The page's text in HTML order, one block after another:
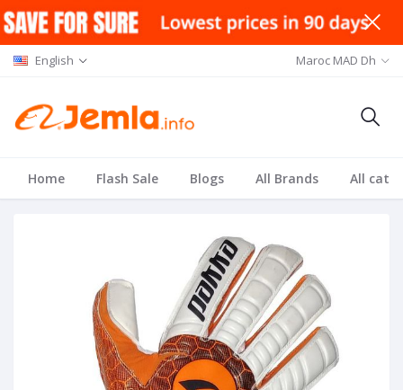
English Maroc MAD Dh
Home Flash Sale Blogs All Brands All